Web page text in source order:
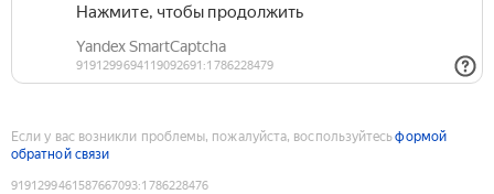
Если у вас возникли проблемы, пожалуйста, воспользуйтесьформой
обратной связи
9191299461587667093:1786228476